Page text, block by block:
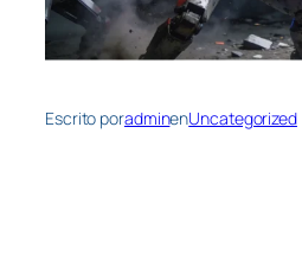
Escrito poradminenUncategorized